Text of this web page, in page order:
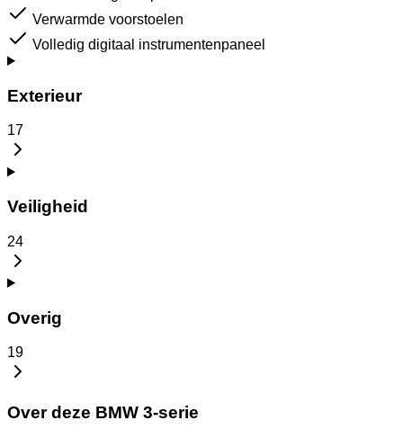
Verwarmde voorstoelen
Volledig digitaal instrumentenpaneel
Exterieur
17
Veiligheid
24
Overig
19
Over deze BMW 3-serie